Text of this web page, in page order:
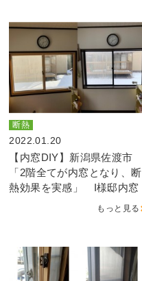
断熱
2022.01.20
【内窓DIY】新潟県佐渡市
「2階全てが内窓となり、断
熱効果を実感」 I様邸内窓
もっと見る